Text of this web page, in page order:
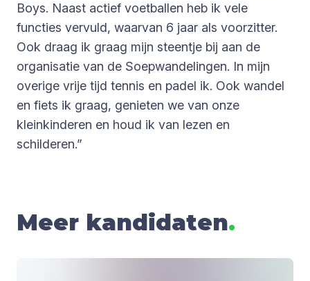
Boys. Naast actief voetballen heb ik vele
functies vervuld, waarvan 6 jaar als voorzitter.
Ook draag ik graag mijn steentje bij aan de
organisatie van de Soepwandelingen. In mijn
overige vrije tijd tennis en padel ik. Ook wandel
en fiets ik graag, genieten we van onze
kleinkinderen en houd ik van lezen en
schilderen.”
Meer kandidaten.